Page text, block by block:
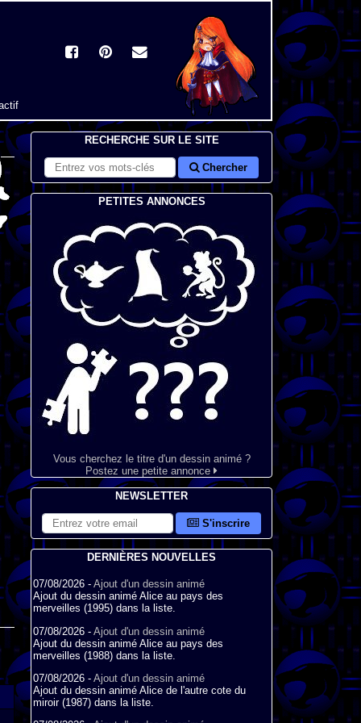
RECHERCHE SUR LE SITE
Chercher
PETITES ANNONCES
Vous cherchez le titre d'un dessin animé ?
Postez une petite annonce
NEWSLETTER
S'inscrire
DERNIÈRES NOUVELLES
07/08/2026 - Ajout d'un dessin animé
Ajout du dessin animé Alice au pays des
merveilles (1995) dans la liste.
07/08/2026 - Ajout d'un dessin animé
Ajout du dessin animé Alice au pays des
merveilles (1988) dans la liste.
07/08/2026 - Ajout d'un dessin animé
Ajout du dessin animé Alice de l'autre cote du
miroir (1987) dans la liste.